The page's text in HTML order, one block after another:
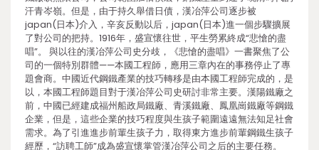
汗青岑嶺。但是，由于持久舉借日債，漢冶萍公司逐步被
japan(日本)介入，辛亥反動以后，japan(日本)進一個步驟擴展
了對公司的把持。1916年，盛宣懷往世，平生勞累終成“悲愴的盡
唱”。 與以往的漢冶萍公司史分歧，《悲愴的盡唱》一書聚焦了公
司的一個特別群體——本國工程師，應用三章內在的事務停止了專
題會商。中國近代鋼鐵產業的技巧轉移是由本國工程師完成的，是
以，本國工程師題目對于漢冶萍公司史研討非常主要。漢陽鐵廠之
前，中國已經建成福州船政局鐵廠、青溪鐵廠、鳳凰崗鐵廠等鋼鐵
企業，但是，這些企業的技巧程度與生孩子範圍遠遠無法知足社會
需求。為了引進進步前輩生孩子力，取得東方進步前輩鋼鐵生孩子
經歷，“訪聘工師”成為盛宣懷掌管漢冶萍公司之后的主要任務。